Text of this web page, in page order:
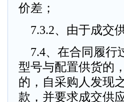
价差；
7.3.2、由于成交
7.4、在合同履行
型号与配置供货的
的，自采购人发现
款，并要求成交供